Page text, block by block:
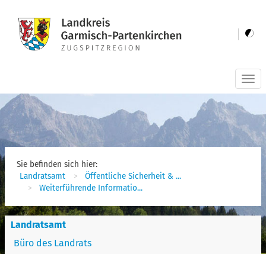
Sie befinden sich hier:
Landratsamt
Öffentliche Sicherheit & ...
Weiterführende Informatio...
Landratsamt
Büro des Landrats